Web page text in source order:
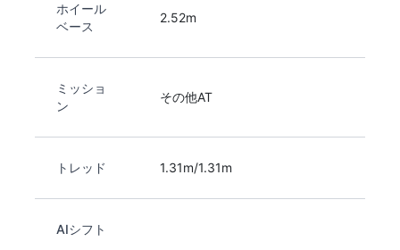
ホイール
ベース
2.52m
ミッショ
ン
その他AT
トレッド 1.31m/1.31m
AIシフト